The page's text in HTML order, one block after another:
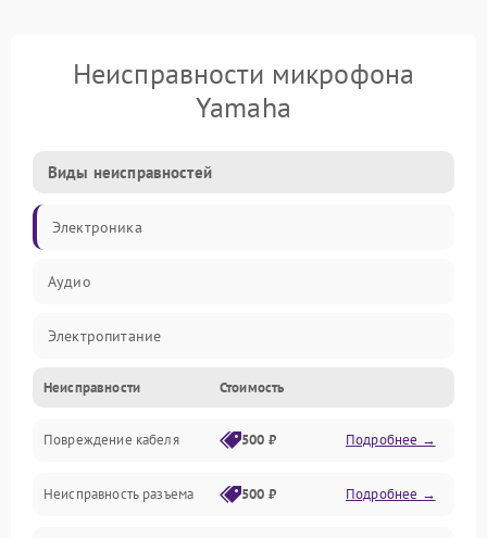
Неисправности микрофона
Yamaha
Виды неисправностей
Электроника
Аудио
Электропитание
Интерфейсы
Капсюль
Механические повреждения
Неисправности Стоимость
Повреждение кабеля 500 ₽ Подробнее →
Неисправность разъема 500 ₽ Подробнее →